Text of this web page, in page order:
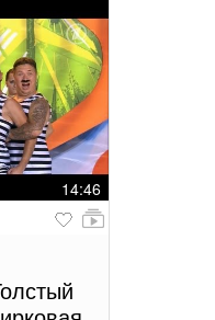
14:46